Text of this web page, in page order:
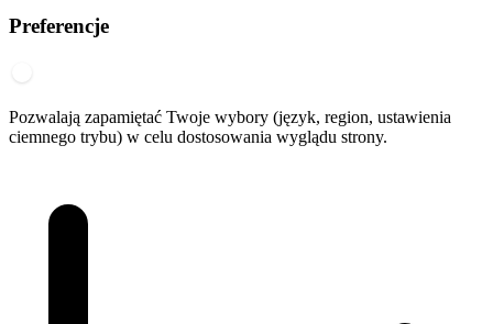
Preferencje
Pozwalają zapamiętać Twoje wybory (język, region, ustawienia
ciemnego trybu) w celu dostosowania wyglądu strony.